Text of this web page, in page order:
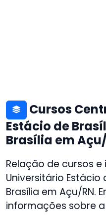
Cursos
Estácio de
Brasília em
Relação de cursos
Universitário Estácio
Brasília em Açu/RN.
informações sobre